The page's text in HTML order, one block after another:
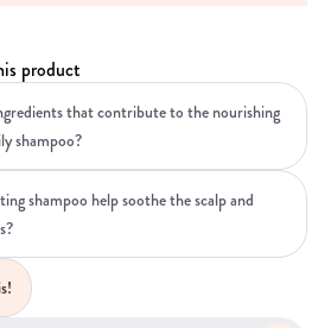
product
that contribute to the nourishing
shampoo?
shampoo help soothe the scalp and